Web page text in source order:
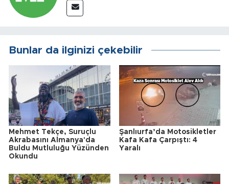
Bunlar da ilginizi çekebilir
Mehmet Tekçe, Suruçlu
Akrabasını Almanya'da
Buldu Mutluluğu Yüzünden
Okundu
Şanlıurfa’da Motosikletler
Kafa Kafa Çarpıştı: 4
Yaralı